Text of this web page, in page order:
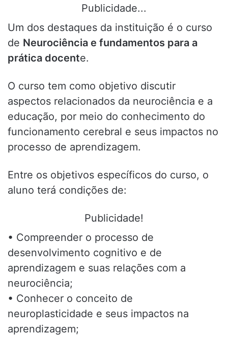
Publicidade...
Um dos destaques da instituição é o curso
de Neurociência e fundamentos para a
prática docente.
O curso tem como objetivo discutir
aspectos relacionados da neurociência e a
educação, por meio do conhecimento do
funcionamento cerebral e seus impactos no
processo de aprendizagem.
Entre os objetivos específicos do curso, o
aluno terá condições de:
Publicidade!
• Compreender o processo de
desenvolvimento cognitivo e de
aprendizagem e suas relações com a
neurociência;
• Conhecer o conceito de
neuroplasticidade e seus impactos na
aprendizagem;